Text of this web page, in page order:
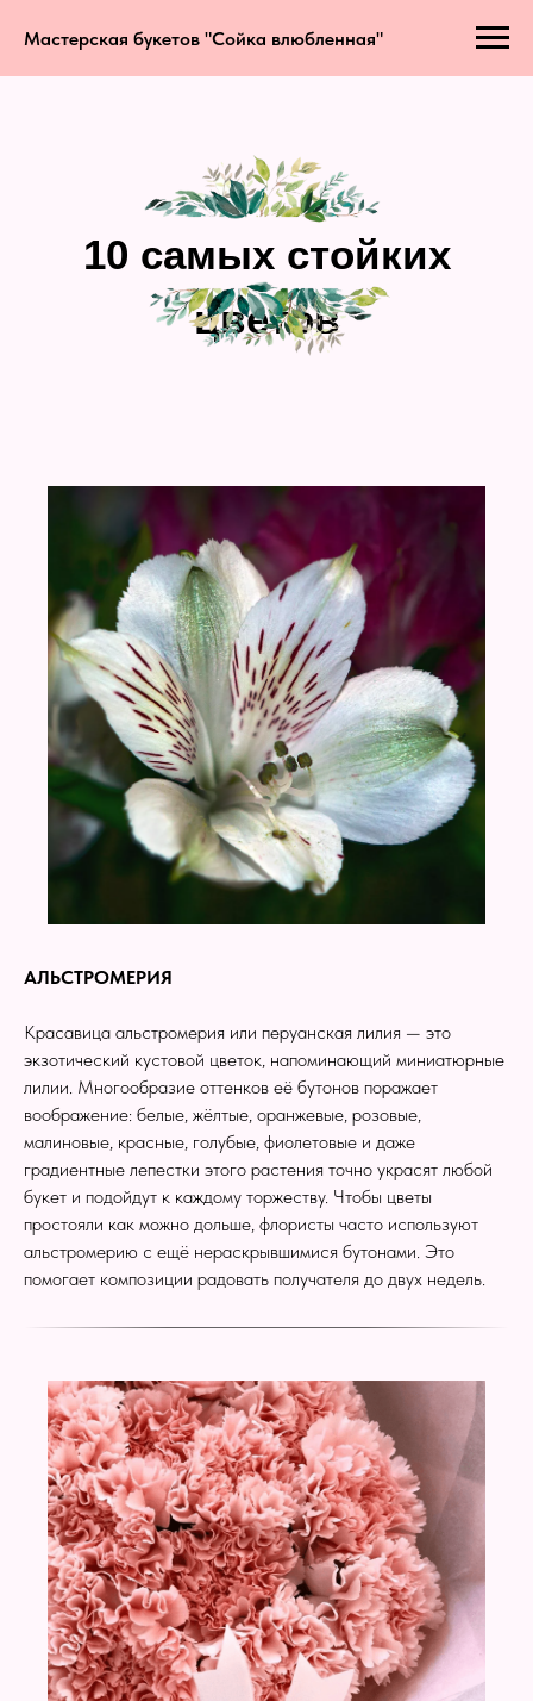
Мастерская букетов "Сойка влюбленная"
10 самых стойких
цветов
АЛЬСТРОМЕРИЯ
Красавица альстромерия или перуанская лилия — это
экзотический кустовой цветок, напоминающий миниатюрные
лилии. Многообразие оттенков её бутонов поражает
воображение: белые, жёлтые, оранжевые, розовые,
малиновые, красные, голубые, фиолетовые и даже
градиентные лепестки этого растения точно украсят любой
букет и подойдут к каждому торжеству. Чтобы цветы
простояли как можно дольше, флористы часто используют
альстромерию с ещё нераскрывшимися бутонами. Это
помогает композиции радовать получателя до двух недель.